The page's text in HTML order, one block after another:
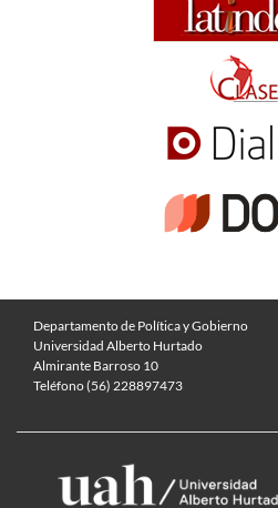
Departamento de Política y Gobierno
Universidad Alberto Hurtado
Almirante Barroso 10
Teléfono (56) 228897473